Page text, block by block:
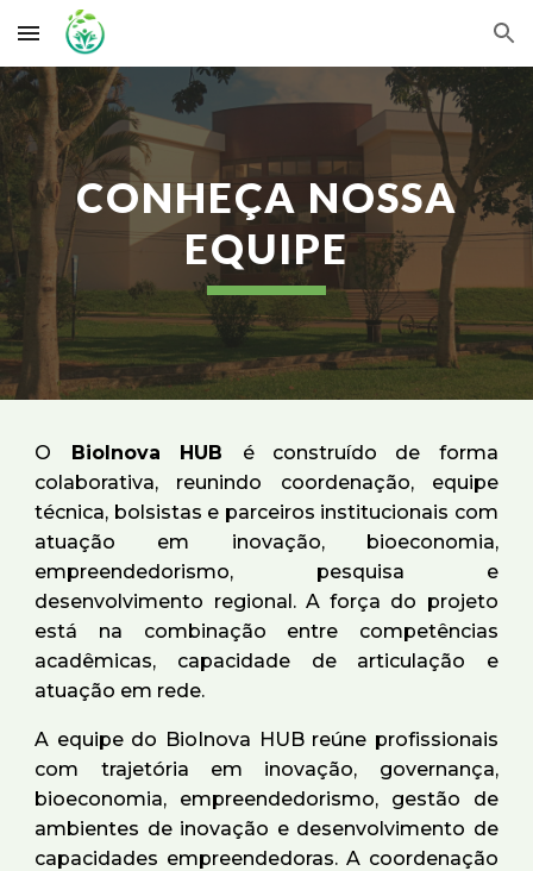
Skip to main content Skip to navigation
CONHEÇA NOSSA
EQUIPE
O BioInova HUB é construído de forma
colaborativa, reunindo coordenação, equipe
técnica, bolsistas e parceiros institucionais com
atuação em inovação, bioeconomia,
empreendedorismo, pesquisa e
desenvolvimento regional. A força do projeto
está na combinação entre competências
acadêmicas, capacidade de articulação e
atuação em rede.
A equipe do BioInova HUB reúne profissionais
com trajetória em inovação, governança,
bioeconomia, empreendedorismo, gestão de
ambientes de inovação e desenvolvimento de
capacidades empreendedoras. A coordenação